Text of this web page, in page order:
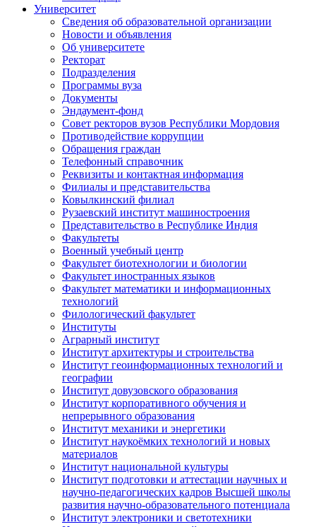
Университет
Сведения об образовательной организации
Новости и объявления
Об университете
Ректорат
Подразделения
Программы вуза
Документы
Эндаумент-фонд
Совет ректоров вузов Республики Мордовия
Противодействие коррупции
Обращения граждан
Телефонный справочник
Реквизиты и контактная информация
Филиалы и представительства
Ковылкинский филиал
Рузаевский институт машиностроения
Представительство в Республике Индия
Факультеты
Военный учебный центр
Факультет биотехнологии и биологии
Факультет иностранных языков
Факультет математики и информационных
технологий
Филологический факультет
Институты
Аграрный институт
Институт архитектуры и строительства
Институт геоинформационных технологий и
географии
Институт довузовского образования
Институт корпоративного обучения и
непрерывного образования
Институт механики и энергетики
Институт наукоёмких технологий и новых
материалов
Институт национальной культуры
Институт подготовки и аттестации научных и
научно-педагогических кадров Высшей школы
развития научно-образовательного потенциала
Институт электроники и светотехники